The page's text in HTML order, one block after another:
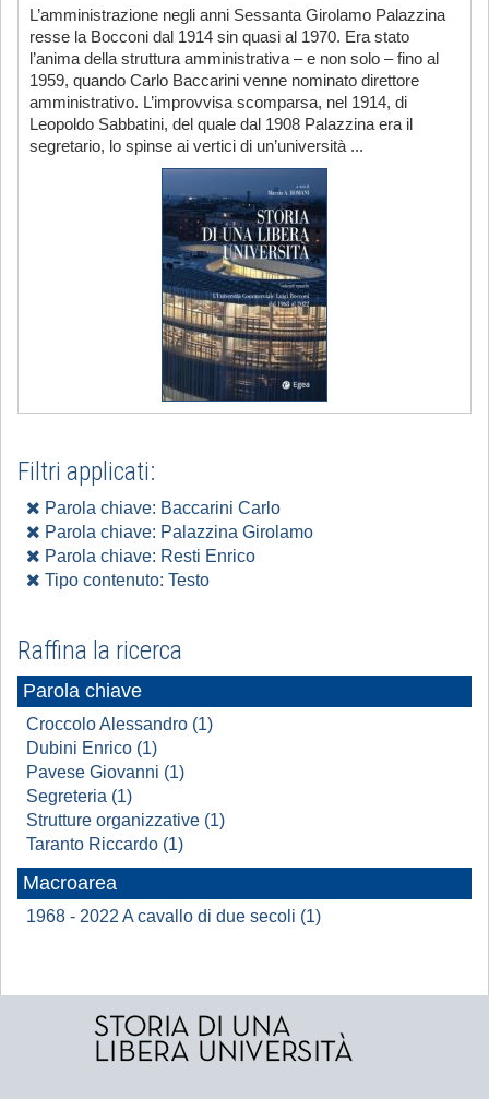
L’amministrazione negli anni Sessanta Girolamo Palazzina
resse la Bocconi dal 1914 sin quasi al 1970. Era stato
l’anima della struttura amministrativa – e non solo – fino al
1959, quando Carlo Baccarini venne nominato direttore
amministrativo. L’improvvisa scomparsa, nel 1914, di
Leopoldo Sabbatini, del quale dal 1908 Palazzina era il
segretario, lo spinse ai vertici di un’università ...
Filtri applicati:
Parola chiave: Baccarini Carlo
Parola chiave: Palazzina Girolamo
Parola chiave: Resti Enrico
Tipo contenuto: Testo
Raffina la ricerca
Parola chiave
Croccolo Alessandro (1)
Dubini Enrico (1)
Pavese Giovanni (1)
Segreteria (1)
Strutture organizzative (1)
Taranto Riccardo (1)
Macroarea
1968 - 2022 A cavallo di due secoli (1)